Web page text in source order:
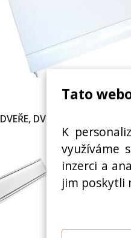
Tato
K
využíváme
inzerci a
jim poskytli
DVEŘE, DVÍŘKA, VÝKLOPNÉ